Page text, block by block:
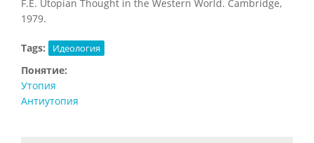
F.E. Utopian Thought in the Western World. Cambridge,
1979.
Tags: Идеология
Понятие:
Утопия
Антиутопия